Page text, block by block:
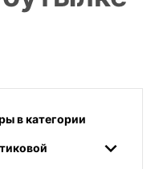
в категории